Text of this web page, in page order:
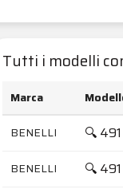
Tutti i modelli
Marca
BENELLI
🔍
BENELLI 🔍